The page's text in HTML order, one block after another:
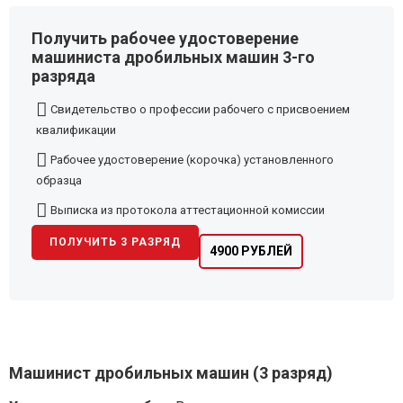
Получить рабочее удостоверение
машиниста дробильных машин 3-го
разряда
Свидетельство о профессии рабочего с присвоением
квалификации
Рабочее удостоверение (корочка) установленного
образца
Выписка из протокола аттестационной комиссии
4900 РУБЛЕЙ
ПОЛУЧИТЬ 3 РАЗРЯД
Машинист дробильных машин (3 разряд)